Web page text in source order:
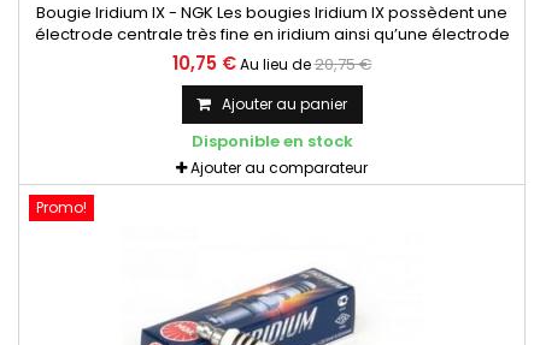
Bougie Iridium IX - NGK Les bougies Iridium IX possèdent une
électrode centrale très fine en iridium ainsi qu’une électrode
de masse biseautée Longévité plus importante (technologie
anti-encrassement incorporée Meilleur allumage
(concentration du potentiel électrique) Consommation
réduite Meilleur confort de conduite Vendue à l'unité NGK
- BR10EIX - 6801
10,75 € Au lieu de20,75 €
Ajouter au panier
Disponible en stock
Ajouter au comparateur
Promo!